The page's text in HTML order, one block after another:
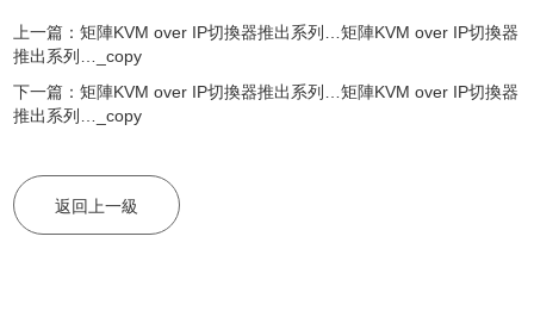
上一篇：矩陣KVM over IP切換器推出系列…矩陣KVM over IP切換器
推出系列…_copy
下一篇：矩陣KVM over IP切換器推出系列…矩陣KVM over IP切換器
推出系列…_copy
返回上一級